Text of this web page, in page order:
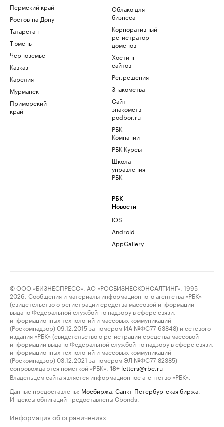
Пермский край
Ростов-на-Дону
Татарстан
Тюмень
Черноземье
Кавказ
Карелия
Мурманск
Приморский
край
Облако для
бизнеса
Корпоративный
регистратор
доменов
Хостинг
сайтов
Рег.решения
Знакомства
Сайт
знакомств
podbor.ru
РБК
Компании
РБК Курсы
Школа
управления
РБК
РБК
Новости
iOS
Android
AppGallery
© ООО «БИЗНЕСПРЕСС», АО «РОСБИЗНЕСКОНСАЛТИНГ», 1995–
2026. Сообщения и материалы информационного агентства «РБК»
(свидетельство о регистрации средства массовой информации
выдано Федеральной службой по надзору в сфере связи,
информационных технологий и массовых коммуникаций
(Роскомнадзор) 09.12.2015 за номером ИА №ФС77-63848) и сетевого
издания «РБК» (свидетельство о регистрации средства массовой
информации выдано Федеральной службой по надзору в сфере связи,
информационных технологий и массовых коммуникаций
(Роскомнадзор) 03.12.2021 за номером ЭЛ №ФС77-82385)
сопровождаются пометкой «РБК».
18+ letters@rbc.ru
Владельцем сайта является информационное агентство «РБК».
Данные предоставлены: Мосбиржа Санкт-Петербургская биржа
Индексы облигаций предоставлены Cbonds.
Информация об ограничениях